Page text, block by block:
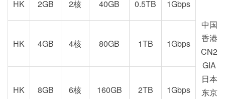
HK 2GB 2核 40GB 0.5TB
1Gbps
中国
香港
CN2
GIA
日本
东京
HK 4GB 4核 80GB 1TB 1Gbps
HK 8GB 6核 160GB 2TB 1Gbps